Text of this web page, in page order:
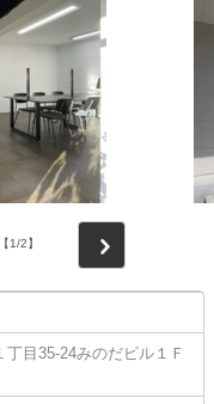
1/2】
目35-24みのだビル１Ｆ